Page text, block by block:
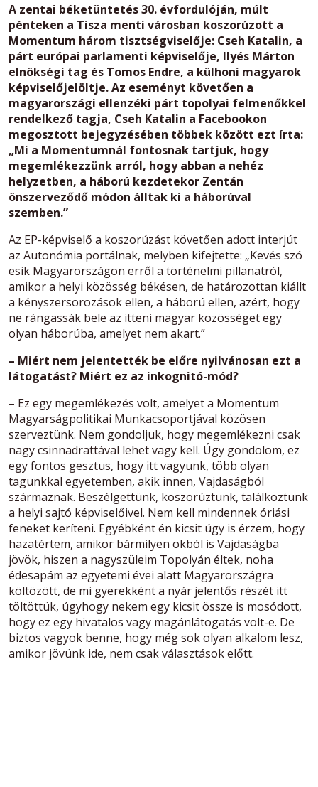
A zentai béketüntetés 30. évfordulóján, múlt
pénteken a Tisza menti városban koszorúzott a
Momentum három tisztségviselője: Cseh Katalin, a
párt európai parlamenti képviselője, Ilyés Márton
elnökségi tag és Tomos Endre, a külhoni magyarok
képviselőjelöltje. Az eseményt követően a
magyarországi ellenzéki párt topolyai felmenőkkel
rendelkező tagja, Cseh Katalin a Facebookon
megosztott bejegyzésében többek között ezt írta:
„Mi a Momentumnál fontosnak tartjuk, hogy
megemlékezzünk arról, hogy abban a nehéz
helyzetben, a háború kezdetekor Zentán
önszerveződő módon álltak ki a háborúval
szemben.”
Az EP-képviselő a koszorúzást követően adott interjút
az Autonómia portálnak, melyben kifejtette: „Kevés szó
esik Magyarországon erről a történelmi pillanatról,
amikor a helyi közösség békésen, de határozottan kiállt
a kényszersorozások ellen, a háború ellen, azért, hogy
ne rángassák bele az itteni magyar közösséget egy
olyan háborúba, amelyet nem akart.”
– Miért nem jelentették be előre nyilvánosan ezt a
látogatást? Miért ez az inkognitó-mód?
– Ez egy megemlékezés volt, amelyet a Momentum
Magyarságpolitikai Munkacsoportjával közösen
szerveztünk. Nem gondoljuk, hogy megemlékezni csak
nagy csinnadrattával lehet vagy kell. Úgy gondolom, ez
egy fontos gesztus, hogy itt vagyunk, több olyan
tagunkkal egyetemben, akik innen, Vajdaságból
származnak. Beszélgettünk, koszorúztunk, találkoztunk
a helyi sajtó képviselőivel. Nem kell mindennek óriási
feneket keríteni. Egyébként én kicsit úgy is érzem, hogy
hazatértem, amikor bármilyen okból is Vajdaságba
jövök, hiszen a nagyszüleim Topolyán éltek, noha
édesapám az egyetemi évei alatt Magyarországra
költözött, de mi gyerekként a nyár jelentős részét itt
töltöttük, úgyhogy nekem egy kicsit össze is mosódott,
hogy ez egy hivatalos vagy magánlátogatás volt-e. De
biztos vagyok benne, hogy még sok olyan alkalom lesz,
amikor jövünk ide, nem csak választások előtt.